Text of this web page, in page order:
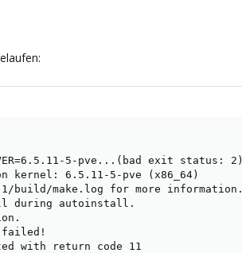
5-pve...(bad exit status: 2)
kernel: 6.5.11-5-pve (x86_64)
build/make.log for more information.
during autoinstall.
failed!
with return code 11